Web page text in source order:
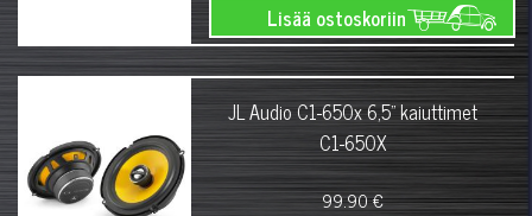
Lisää ostoskoriin
JL Audio C1-650x 6,5" kaiuttimet
C1-650X
99.90 €